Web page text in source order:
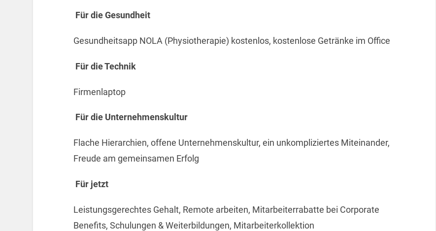
Für die Gesundheit
Gesundheitsapp NOLA (Physiotherapie) kostenlos, kostenlose Getränke im Office
Für die Technik
Firmenlaptop
Für die Unternehmenskultur
Flache Hierarchien, offene Unternehmenskultur, ein unkompliziertes Miteinander,
Freude am gemeinsamen Erfolg
Für jetzt
Leistungsgerechtes Gehalt, Remote arbeiten, Mitarbeiterrabatte bei Corporate
Benefits, Schulungen & Weiterbildungen, Mitarbeiterkollektion